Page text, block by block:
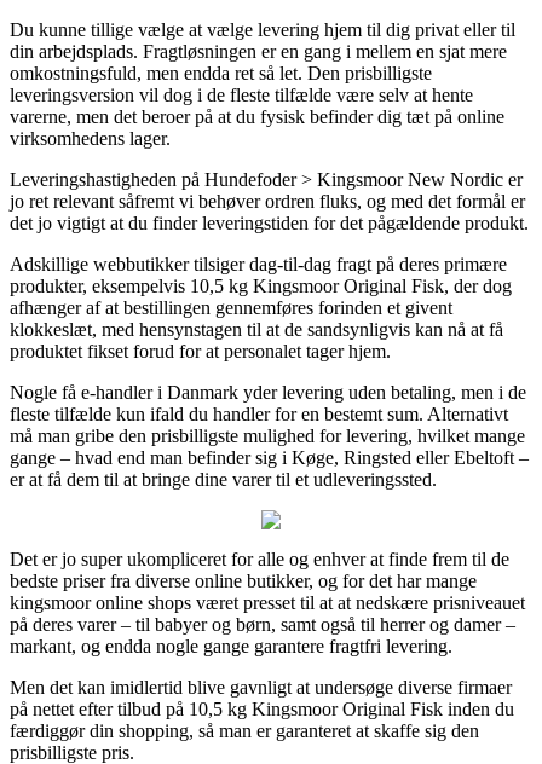
Du kunne tillige vælge at vælge levering hjem til dig privat eller til
din arbejdsplads. Fragtløsningen er en gang i mellem en sjat mere
omkostningsfuld, men endda ret så let. Den prisbilligste
leveringsversion vil dog i de fleste tilfælde være selv at hente
varerne, men det beroer på at du fysisk befinder dig tæt på online
virksomhedens lager.
Leveringshastigheden på Hundefoder > Kingsmoor New Nordic er
jo ret relevant såfremt vi behøver ordren fluks, og med det formål er
det jo vigtigt at du finder leveringstiden for det pågældende produkt.
Adskillige webbutikker tilsiger dag-til-dag fragt på deres primære
produkter, eksempelvis 10,5 kg Kingsmoor Original Fisk, der dog
afhænger af at bestillingen gennemføres forinden et givent
klokkeslæt, med hensynstagen til at de sandsynligvis kan nå at få
produktet fikset forud for at personalet tager hjem.
Nogle få e-handler i Danmark yder levering uden betaling, men i de
fleste tilfælde kun ifald du handler for en bestemt sum. Alternativt
må man gribe den prisbilligste mulighed for levering, hvilket mange
gange – hvad end man befinder sig i Køge, Ringsted eller Ebeltoft –
er at få dem til at bringe dine varer til et udleveringssted.
Det er jo super ukompliceret for alle og enhver at finde frem til de
bedste priser fra diverse online butikker, og for det har mange
kingsmoor online shops været presset til at at nedskære prisniveauet
på deres varer – til babyer og børn, samt også til herrer og damer –
markant, og endda nogle gange garantere fragtfri levering.
Men det kan imidlertid blive gavnligt at undersøge diverse firmaer
på nettet efter tilbud på 10,5 kg Kingsmoor Original Fisk inden du
færdiggør din shopping, så man er garanteret at skaffe sig den
prisbilligste pris.